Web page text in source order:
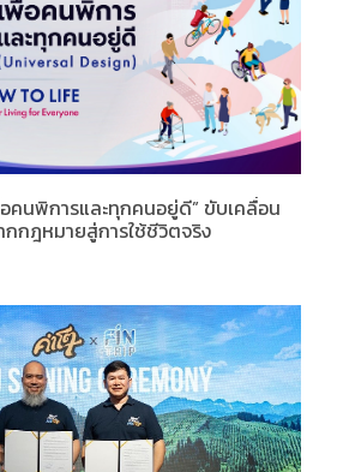
คนพิการและทุกคนอยู่ดี” ขับเคลื่อน
กฎหมายสู่การใช้ชีวิตจริง